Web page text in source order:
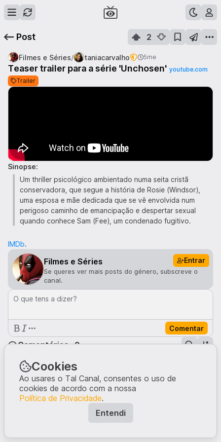
Post 2
Filmes e Séries/ taniacarvalho 5me
Teaser trailer para a série 'Unchosen' youtube.com
Trailer
Sinopse:
Um thriller psicológico ambientado numa seita cristã
conservadora, que segue a história de Rosie (Windsor),
uma esposa e mãe dedicada que se vê envolvida num
perigoso caminho de emancipação e despertar sexual
quando conhece Sam (Fee), um condenado fugitivo.
IMDb.
Filmes e Séries Entrar
Se queres ver mais posts do género, subscreve o
canal.
O que tens a dizer?
Comentar
Comentários · 0
Ninguém comentou neste post.
Escreve a tua opinião, dando início à conversa.
Cookies
Ao usares o Tal Canal, consentes o uso de
cookies de acordo com a nossa
Política de Privacidade.
Entendi